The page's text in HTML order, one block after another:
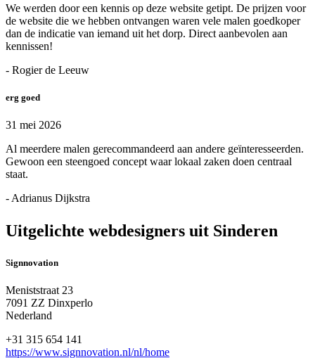
We werden door een kennis op deze website getipt. De prijzen voor
de website die we hebben ontvangen waren vele malen goedkoper
dan de indicatie van iemand uit het dorp. Direct aanbevolen aan
kennissen!
- Rogier de Leeuw
erg goed
31 mei 2026
Al meerdere malen gerecommandeerd aan andere geïnteresseerden.
Gewoon een steengoed concept waar lokaal zaken doen centraal
staat.
- Adrianus Dijkstra
Uitgelichte webdesigners uit Sinderen
Signnovation
Meniststraat 23
7091 ZZ Dinxperlo
Nederland
+31 315 654 141
https://www.signnovation.nl/nl/home